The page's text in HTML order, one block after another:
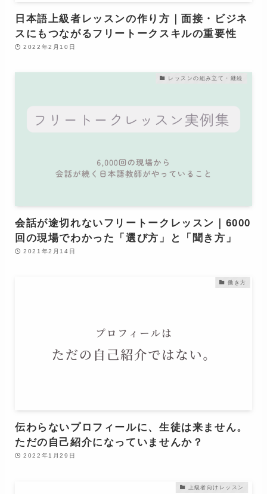
日本語上級者レッスンの作り方｜面接・ビジネ
スにもつながるフリートークスキルの重要性
2022年2月10日
レッスンの組み立て・継続
会話が途切れないフリートークレッスン｜6000
回の現場でわかった「選び方」と「聞き方」
2021年2月14日
働き方
伝わらないプロフィールに、生徒は来ません。
ただの自己紹介になっていませんか？
2022年1月29日
上級者向けレッスン